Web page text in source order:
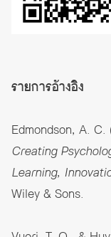
รายการอ้างอิง
Edmondson, A. C.
Creating
Learning,
Wiley & Sons.